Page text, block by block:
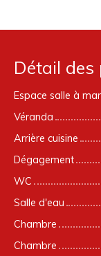
Détail des
Espace salle à
Véranda
Arrière cuisine
Dégagement
WC
Salle d'eau
Chambre
Chambre